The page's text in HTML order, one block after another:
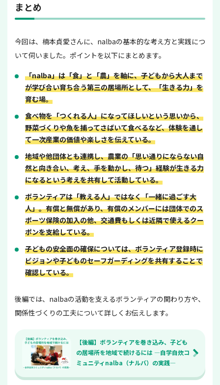
まとめ
今回は、楠本貞愛さんに、nalbaの基本的な考え方と実践につ
いて伺いました。ポイントを以下にまとめます。
「nalba」は「食」と「農」を軸に、子どもから大人まで
が学び合い育ち合う第三の居場所として、「生きる力」を
育む場。
食べ物を「つくれる人」になってほしいという思いから、
野菜づくりや魚を捕ってさばいて食べるなど、体験を通し
て一次産業の価値や楽しさを伝えている。
地域や他団体とも連携し、農業の「思い通りにならない自
然と向き合い、考え、手を動かし、待つ」経験が生きる力
になるという考えを共有して活動している。
ボランティアは「教える人」ではなく「一緒に過ごす大
人」。有償と無償があり、有償のメンバーには団体でのス
ポーツ保険の加入の他、交通費もしくは近隣で使えるクー
ポンを支給している。
子どもの安全面の確保については、ボランティア登録時に
ビジョンや子どものセーフガーディングを共有することで
確認している。
後編では、nalbaの活動を支えるボランティアの関わり方や、
関係性づくりの工夫について詳しくお伝えします。
【後編】ボランティアを巻き込み、子ども
の居場所を地域で続けるには ―自学自炊コ
ミュニティnalba（ナルバ）の実践―